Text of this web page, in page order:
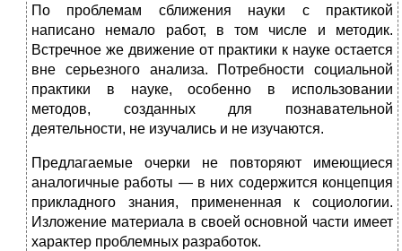
По проблемам сближения науки с практикой
написано немало работ, в том числе и методик.
Встречное же движение от практики к науке остается
вне серьезного анализа. Потребности социальной
прак­тики в науке, особенно в использовании
методов, созданных для по­знавательной
деятельности, не изучались и не изучаются.
Предлагаемые очерки не повторяют имеющиеся
аналогичные ра­боты — в них содержится концепция
прикладного знания, применен­ная к социологии.
Изложение материала в своей основной части имеет
характер проблемных разработок.